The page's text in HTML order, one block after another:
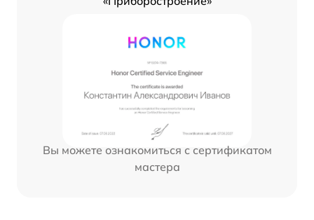
Вы можете ознакомиться с сертификатом
мастера